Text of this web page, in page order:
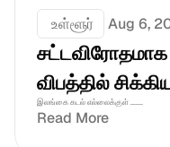
உள்ளூர் Aug 6,
விபத்தில்
இலங்கை கடல் எல்லைக்குள் .......
Read More